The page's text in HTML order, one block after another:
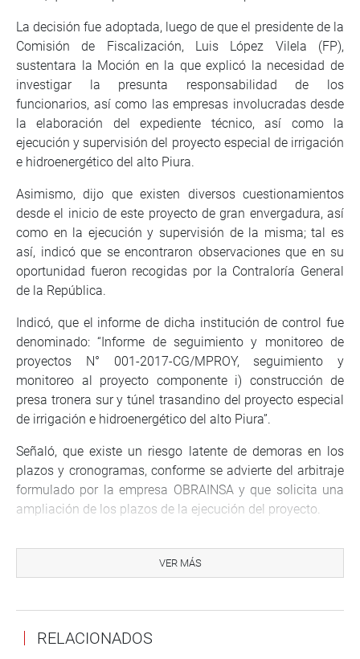
La decisión fue adoptada, luego de que el presidente de la
Comisión de Fiscalización, Luis López Vilela (FP),
sustentara la Moción en la que explicó la necesidad de
investigar la presunta responsabilidad de los
funcionarios, así como las empresas involucradas desde
la elaboración del expediente técnico, así como la
ejecución y supervisión del proyecto especial de irrigación
e hidroenergético del alto Piura.
Asimismo, dijo que existen diversos cuestionamientos
desde el inicio de este proyecto de gran envergadura, así
como en la ejecución y supervisión de la misma; tal es
así, indicó que se encontraron observaciones que en su
oportunidad fueron recogidas por la Contraloría General
de la República.
Indicó, que el informe de dicha institución de control fue
denominado: “Informe de seguimiento y monitoreo de
proyectos N° 001-2017-CG/MPROY, seguimiento y
monitoreo al proyecto componente i) construcción de
presa tronera sur y túnel trasandino del proyecto especial
de irrigación e hidroenergético del alto Piura”.
Señaló, que existe un riesgo latente de demoras en los
plazos y cronogramas, conforme se advierte del arbitraje
formulado por la empresa OBRAINSA y que solicita una
ampliación de los plazos de la ejecución del proyecto.
sido favorecida con acuerdos sobre ampliación de plazos
y controversias sin arbitraje, habiendo generado el pago
Por último mostró su preocupación por estas presuntas
VER MÁS
RELACIONADOS